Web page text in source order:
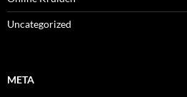
Uncategorized
META